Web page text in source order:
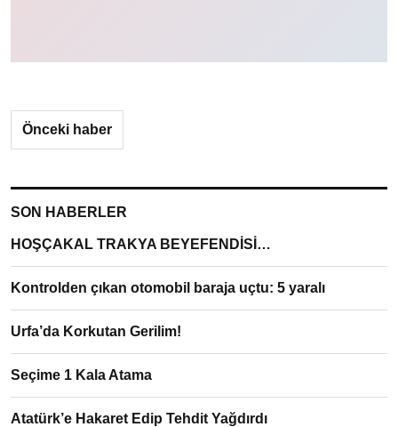
Önceki haber
SON HABERLER
HOŞÇAKAL TRAKYA BEYEFENDİSİ…
Kontrolden çıkan otomobil baraja uçtu: 5 yaralı
Urfa’da Korkutan Gerilim!
Seçime 1 Kala Atama
Atatürk’e Hakaret Edip Tehdit Yağdırdı